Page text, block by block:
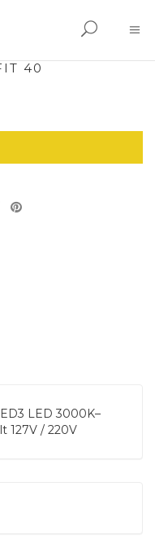
40
LED 3000K–
127V / 220V